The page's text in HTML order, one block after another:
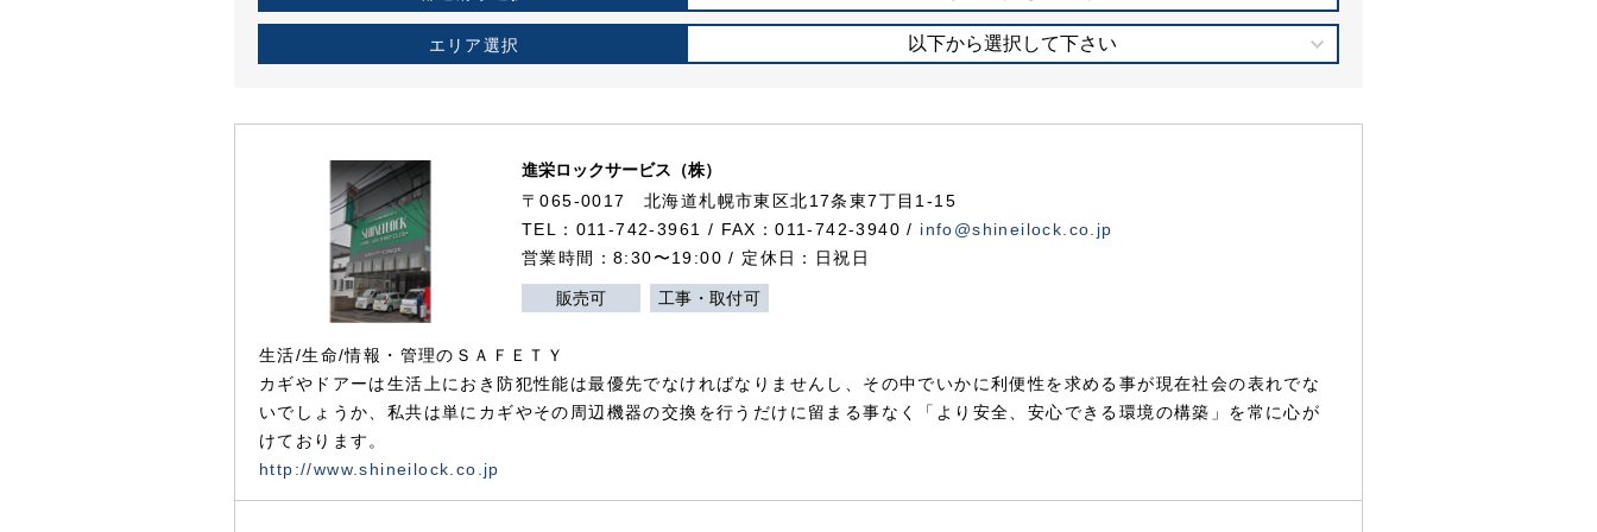
エリア選択 以下から選択して下さい
進栄ロックサービス（株）
〒065-0017 北海道札幌市東区北17条東7丁目1-15
TEL：011-742-3961 / FAX：011-742-3940 / info@shineilock.co.jp
営業時間：8:30〜19:00 / 定休日：日祝日
販売可 工事・取付可
生活/生命/情報・管理のＳＡＦＥＴＹ
カギやドアーは生活上におき防犯性能は最優先でなければなりませんし、その中でいかに利便性を求める事が現在社会の表れでな
いでしょうか、私共は単にカギやその周辺機器の交換を行うだけに留まる事なく「より安全、安心できる環境の構築」を常に心が
けております。
http://www.shineilock.co.jp